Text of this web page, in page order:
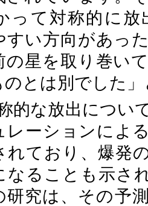
って対称的に
すい方向があっ
の星を取り巻い
とは別でした
的な放出につい
レーションによ
れており、爆発
なることも示さ
究は、その予